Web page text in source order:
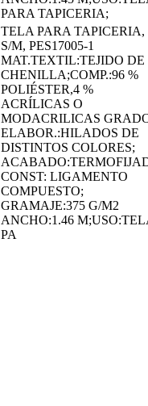
PARA TAPICERIA;
TELA PARA TAPICERIA,
S/M, PES17005-1
MAT.TEXTIL:TEJIDO DE
CHENILLA;COMP.:96 %
POLIÉSTER,4 %
ACRÍLICAS O
MODACRILICAS
ELABOR.:HILADOS DE
DISTINTOS COLORES;
CONST: LIGAMENTO
COMPUESTO;
GRAMAJE:375 G/M2
ANCHO:1.46
PA